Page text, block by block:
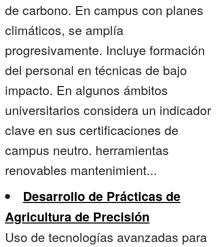
de carbono. En campus con planes
climáticos, se amplía
progresivamente. Incluye formación
del personal en técnicas de bajo
impacto. En algunos ámbitos
universitarios considera un indicador
clave en sus certificaciones de
campus neutro. herramientas
renovables mantenimient...
Desarrollo de Prácticas de
Agricultura de Precisión
Uso de tecnologías avanzadas para